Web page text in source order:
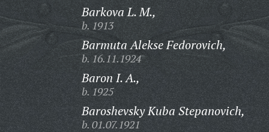
Barkova L. M.,
b. 1913
Barmuta Alekse Fedorovich,
b. 16.11.1924
Baron I. A.,
b. 1925
Baroshevsky Kuba Stepanovich,
b. 01.07.1921